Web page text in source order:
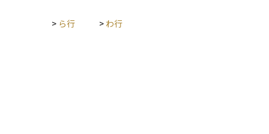
> ら行 > わ行